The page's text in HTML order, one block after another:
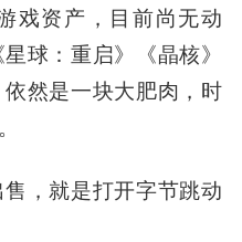
戏资产，目前尚无动
球：重启》《晶核》
依然是一块大肥肉，时
，就是打开字节跳动